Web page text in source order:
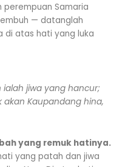
Samaria
— datanglah
di atas hati yang luka
ialah jiwa yang hancur;
Kaupandang hina,
yang remuk hatinya.
yang patah dan jiwa